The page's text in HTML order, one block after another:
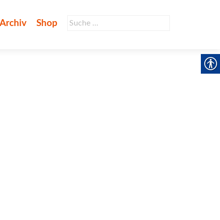
Suche
Archiv Shop